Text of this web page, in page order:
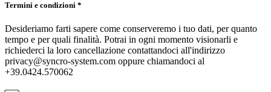
Termini e condizioni *
Desideriamo farti sapere come conserveremo i tuo dati, per quanto
tempo e per quali finalità. Potrai in ogni momento visionarli e
richiederci la loro cancellazione contattandoci all'indirizzo
privacy@syncro-system.com oppure chiamandoci al
+39.0424.570062